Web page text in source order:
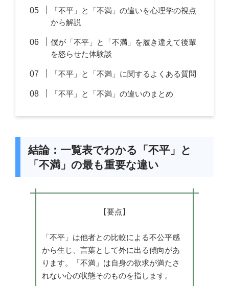
「不平」と「不満」の違いを心理学の視点
から解説
僕が「不平」と「不満」を履き違えて後輩
を怒らせた体験談
「不平」と「不満」に関するよくある質問
「不平」と「不満」の違いのまとめ
結論：一覧表でわかる「不平」と
「不満」の最も重要な違い
【要点】
「不平」は他者との比較による不公平感
から生じ、言葉として外に出る傾向があ
ります。「不満」は自身の欲求が満たさ
れない心の状態そのものを指します。